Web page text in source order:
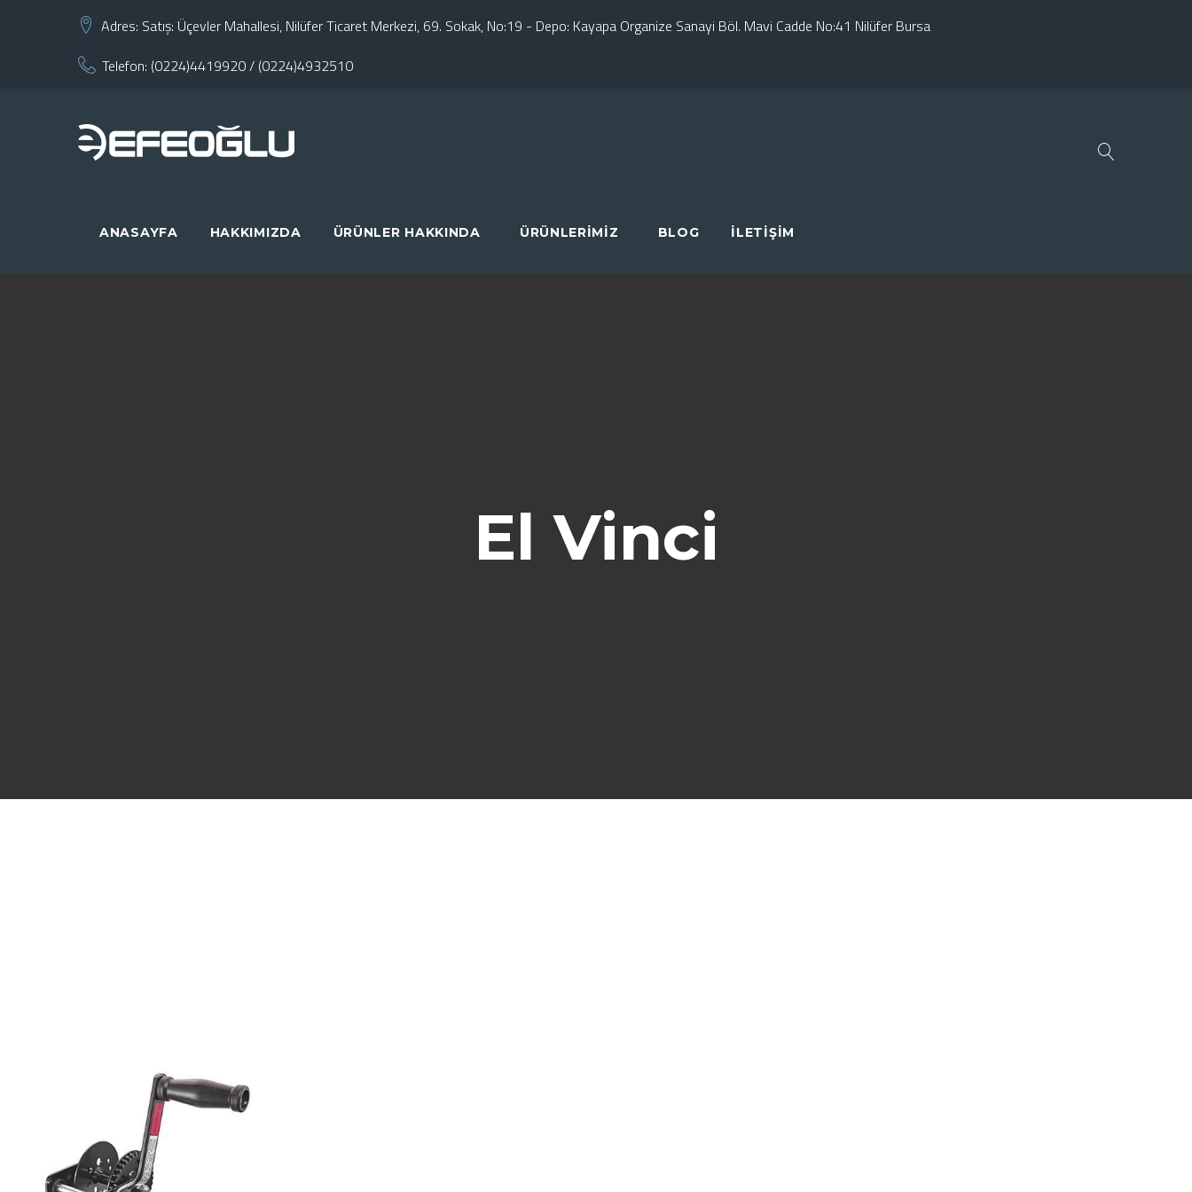
Adres: Satış: Üçevler Mahallesi, Nilüfer Ticaret Merkezi, 69. Sokak, No:19 - Depo: Kayapa Organize Sanayi Böl. Mavi Cadde No:41 Nilüfer Bursa
Telefon: (0224)4419920/ (0224)4932510
ANASAYFA HAKKIMIZDA ÜRÜNLER HAKKINDA ÜRÜNLERIMIZ BLOG İLETIŞIM
El Vinci
EL VINCI